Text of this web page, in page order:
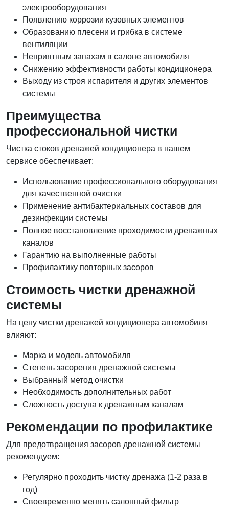
электрооборудования
Появлению коррозии кузовных элементов
Образованию плесени и грибка в системе
вентиляции
Неприятным запахам в салоне автомобиля
Снижению эффективности работы кондиционера
Выходу из строя испарителя и других элементов
системы
Преимущества
профессиональной чистки
Чистка стоков дренажей кондиционера в нашем
сервисе обеспечивает:
Использование профессионального оборудования
для качественной очистки
Применение антибактериальных составов для
дезинфекции системы
Полное восстановление проходимости дренажных
каналов
Гарантию на выполненные работы
Профилактику повторных засоров
Стоимость чистки дренажной
системы
На цену чистки дренажей кондиционера автомобиля
влияют:
Марка и модель автомобиля
Степень засорения дренажной системы
Выбранный метод очистки
Необходимость дополнительных работ
Сложность доступа к дренажным каналам
Рекомендации по профилактике
Для предотвращения засоров дренажной системы
рекомендуем:
Регулярно проходить чистку дренажа (1-2 раза в
год)
Своевременно менять салонный фильтр